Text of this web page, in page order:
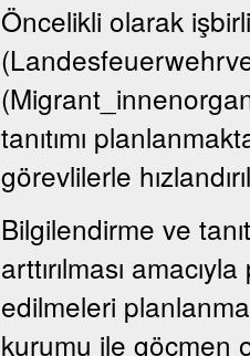
Öncelikli olarak
tanıtımı
görevlilerle
Bilgilendirme ve
arttırılması
edilmeleri
kurumu ile göçmen